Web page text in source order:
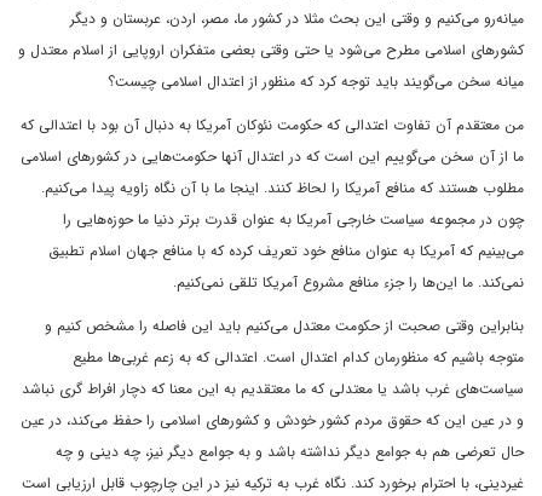
میانه‌رو می‌کنیم و وقتی این بحث مثلا در کشور ما، مصر، اردن، عربستان و دیگر
کشورهای اسلامی ‌مطرح می‌شود یا حتی وقتی بعضی متفکران اروپایی از اسلام معتدل و
میانه سخن می‌گویند باید توجه کرد که منظور از اعتدال اسلامی ‌چیست؟
من معتقدم آن تفاوت اعتدالی که حکومت نئوکان آمریکا به دنبال آن بود با اعتدالی که
ما از آن سخن می‌گوییم این است که در اعتدال آنها حکومت‌هایی در کشورهای اسلامی
‌مطلوب هستند که منافع آمریکا را لحاظ کنند. اینجا ما با آن نگاه زاویه پیدا می‌کنیم.
چون در مجموعه سیاست خارجی آمریکا به عنوان قدرت برتر دنیا ما حوزه‌هایی را
می‌بینیم که آمریکا به عنوان منافع خود تعریف کرده که با منافع جهان اسلام تطبیق
نمی‌کند. ما این‌ها را جزء منافع مشروع آمریکا تلقی نمی‌کنیم.
بنابراین وقتی صحبت از حکومت معتدل می‌کنیم باید این فاصله را مشخص کنیم و
متوجه باشیم که منظورمان کدام اعتدال است. اعتدالی که به زعم غربی‌ها مطیع
سیاست‌های غرب باشد یا معتدلی که ما معتقدیم به این معنا که دچار افراط‌ گری نباشد
و در عین این که حقوق مردم کشور خودش و کشورهای اسلامی ‌را حفظ می‌کند، در عین
حال تعرضی هم به جوامع دیگر نداشته باشد و به جوامع دیگر نیز، چه دینی و چه
غیردینی، با احترام برخورد کند. نگاه غرب به ترکیه نیز در این چارچوب قابل ارزیابی است